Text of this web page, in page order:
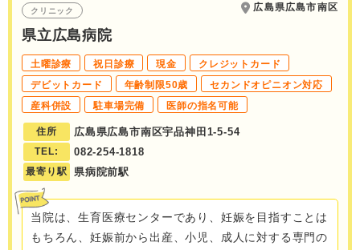
クリニック 広島県広島市南区
県立広島病院
土曜診療 祝日診療 現金
クレジットカード
デビットカード
年齢制限50歳
セカンドオピニオン対応
産科併設
駐車場完備 医師の指名可能
住所 広島県広島市南区宇品神田1-5-54
TEL: 082-254-1818
最寄り駅 県病院前駅
当院は、生育医療センターであり、妊娠を目指すことは
もちろん、妊娠前から出産、小児、成人に対する専門の